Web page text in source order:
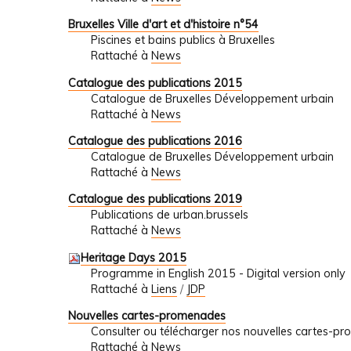
Bruxelles Ville d'art et d'histoire n°54
Piscines et bains publics à Bruxelles
Rattaché à News
Catalogue des publications 2015
Catalogue de Bruxelles Développement urbain
Rattaché à News
Catalogue des publications 2016
Catalogue de Bruxelles Développement urbain
Rattaché à News
Catalogue des publications 2019
Publications de urban.brussels
Rattaché à News
Heritage Days 2015
Programme in English 2015 - Digital version only
Rattaché à Liens / JDP
Nouvelles cartes-promenades
Consulter ou télécharger nos nouvelles cartes-
Rattaché à News